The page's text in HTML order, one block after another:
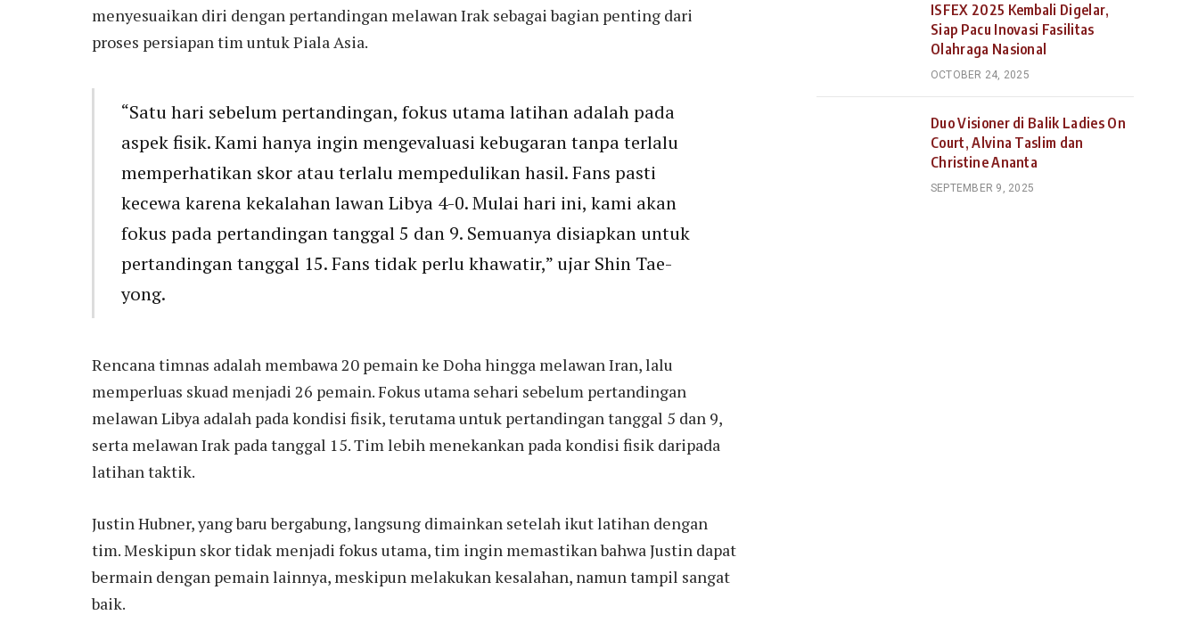
menyesuaikan diri dengan pertandingan melawan Irak sebagai bagian penting dari
proses persiapan tim untuk Piala Asia.
“Satu hari sebelum pertandingan, fokus utama latihan adalah pada
aspek fisik. Kami hanya ingin mengevaluasi kebugaran tanpa terlalu
memperhatikan skor atau terlalu mempedulikan hasil. Fans pasti
kecewa karena kekalahan lawan Libya 4-0. Mulai hari ini, kami akan
fokus pada pertandingan tanggal 5 dan 9. Semuanya disiapkan untuk
pertandingan tanggal 15. Fans tidak perlu khawatir,” ujar Shin Tae-
yong.
Rencana timnas adalah membawa 20 pemain ke Doha hingga melawan Iran, lalu
memperluas skuad menjadi 26 pemain. Fokus utama sehari sebelum pertandingan
melawan Libya adalah pada kondisi fisik, terutama untuk pertandingan tanggal 5 dan 9,
serta melawan Irak pada tanggal 15. Tim lebih menekankan pada kondisi fisik daripada
latihan taktik.
Justin Hubner, yang baru bergabung, langsung dimainkan setelah ikut latihan dengan
tim. Meskipun skor tidak menjadi fokus utama, tim ingin memastikan bahwa Justin dapat
bermain dengan pemain lainnya, meskipun melakukan kesalahan, namun tampil sangat
baik.
ISFEX 2025 Kembali Digelar,
Siap Pacu Inovasi Fasilitas
Olahraga Nasional
OCTOBER 24, 2025
Duo Visioner di Balik Ladies On
Court, Alvina Taslim dan
Christine Ananta
SEPTEMBER 9, 2025